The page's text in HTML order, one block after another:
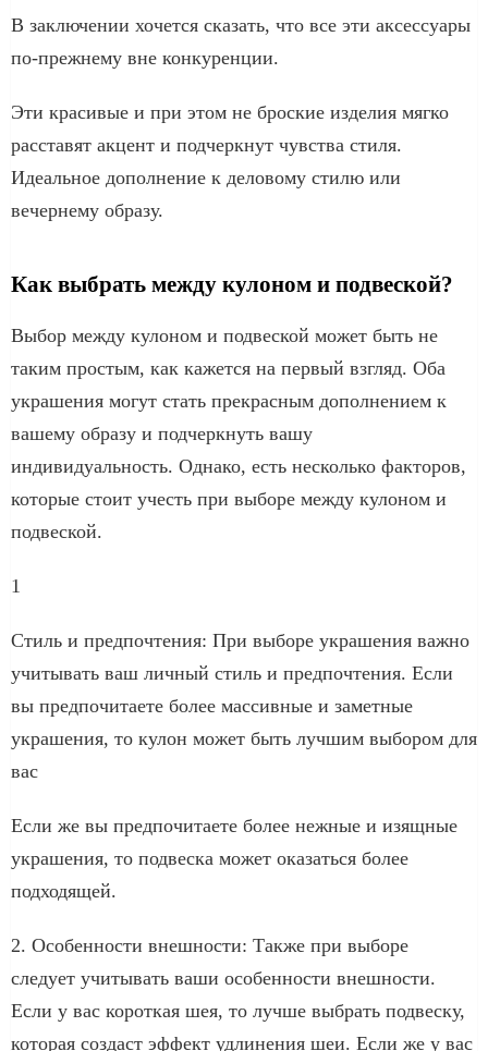
В заключении хочется сказать, что все эти аксессуары
по-прежнему вне конкуренции.
Эти красивые и при этом не броские изделия мягко
расставят акцент и подчеркнут чувства стиля.
Идеальное дополнение к деловому стилю или
вечернему образу.
Как выбрать между кулоном и подвеской?
Выбор между кулоном и подвеской может быть не
таким простым, как кажется на первый взгляд. Оба
украшения могут стать прекрасным дополнением к
вашему образу и подчеркнуть вашу
индивидуальность. Однако, есть несколько факторов,
которые стоит учесть при выборе между кулоном и
подвеской.
1
Стиль и предпочтения: При выборе украшения важно
учитывать ваш личный стиль и предпочтения. Если
вы предпочитаете более массивные и заметные
украшения, то кулон может быть лучшим выбором для
вас
Если же вы предпочитаете более нежные и изящные
украшения, то подвеска может оказаться более
подходящей.
2. Особенности внешности: Также при выборе
следует учитывать ваши особенности внешности.
Если у вас короткая шея, то лучше выбрать подвеску,
которая создаст эффект удлинения шеи. Если же у вас